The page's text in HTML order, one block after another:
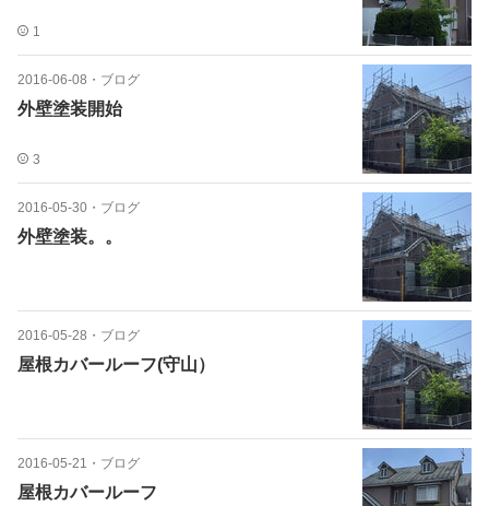
1
2016-06-08 ・ ブログ
外壁塗装開始
3
2016-05-30 ・ ブログ
外壁塗装。。
2016-05-28 ・ ブログ
屋根カバールーフ(守山）
2016-05-21 ・ ブログ
屋根カバールーフ